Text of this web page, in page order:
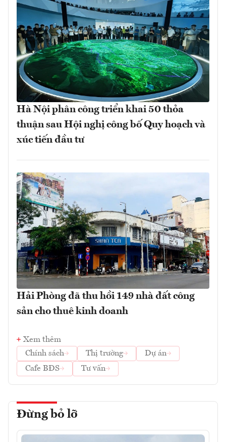
Hà Nội phân công triển khai 50 thỏa
thuận sau Hội nghị công bố Quy hoạch và
xúc tiến đầu tư
Hải Phòng đã thu hồi 149 nhà đất công
sản cho thuê kinh doanh
Xem thêm
Chính sách
Thị trường
Dự án
Cafe BĐS
Tư vấn
Đừng bỏ lỡ